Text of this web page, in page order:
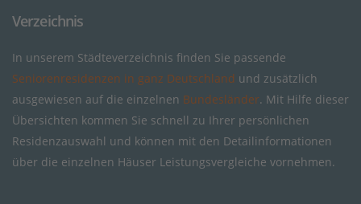
Verzeichnis
In unserem Städteverzeichnis finden Sie passende
Seniorenresidenzen in ganz Deutschland und zusätzlich
ausgewiesen auf die einzelnen Bundesländer. Mit Hilfe dieser
Übersichten kommen Sie schnell zu Ihrer persönlichen
Residenzauswahl und können mit den Detailinformationen
über die einzelnen Häuser Leistungsvergleiche vornehmen.